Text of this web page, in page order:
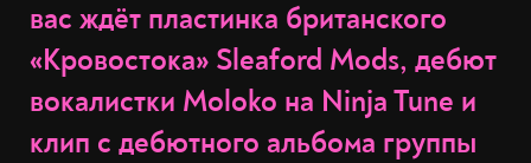
вас ждёт пластинка британского
«Кровостока» Sleaford Mods, дебют
вокалистки Moloko на Ninja Tune и
клип с дебютного альбома группы